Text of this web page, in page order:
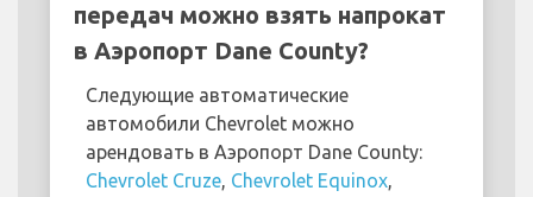
передач можно взять напрокат
в Аэропорт Dane County?
Следующие автоматические
автомобили Chevrolet можно
арендовать в Аэропорт Dane County:
Chevrolet Cruze, Chevrolet Equinox,